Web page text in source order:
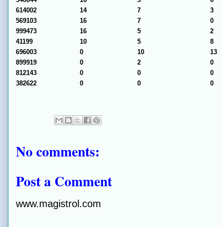
614002
14 7
3
569103
16 7
0
999473
16 5
2
41199
10 5
8
696003
0 10
13
899919
0 2
0
812143
0 0
0
382622
0 0 0
No comments:
Post a Comment
www.magistrol.com